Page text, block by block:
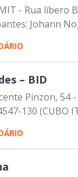
- Rua líbero
Johann
da Prodam)
e
– BID
Pinzon, 54
130 (CUBO